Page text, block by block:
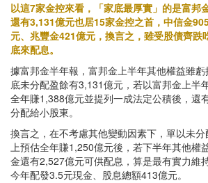
以這7家金控來看，「家底最厚實」的是富邦
還有3,131億元也居15家金控之首，中信金
元、兆豐金421億元，換言之，雖受股債齊跌
底來配息。
據富邦金半年報，富邦金上半年其他權益雖
底未分配盈餘有3,131億元，若以富邦金上半
全年賺1,388億元並提列一成法定公積後，還
分配給小股東。
換言之，在不考慮其他變動因素下，單以未
上預估全年賺1,250億元後，若下半年其他權
金還有2,527億元可供配息，算是最有實力維
今年配發3.5元現金、股息總額413億元。